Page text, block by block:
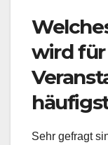
wird
Sehr gefragt